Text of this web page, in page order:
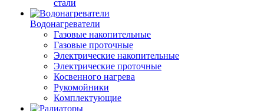
стали
Водонагреватели
Газовые накопительные
Газовые проточные
Электрические накопительные
Электрические проточные
Косвенного нагрева
Рукомойники
Комплектующие